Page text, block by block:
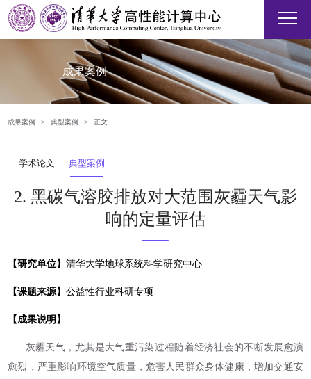
成果案例
成果案例 > 典型案例 > 正文
学术论文 典型案例
2. 黑碳气溶胶排放对大范围灰霾天气影
响的定量评估
【研究单位】清华大学地球系统科学研究中心
【课题来源】公益性行业科研专项
【成果说明】
灰霾天气，尤其是大气重污染过程随着经济社会的不断发展愈演
愈烈，严重影响环境空气质量，危害人民群众身体健康，增加交通安